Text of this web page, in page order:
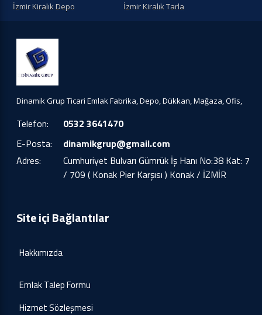
İzmir Kiralık Depo
İzmir Kiralık Tarla
Dinamik Grup Ticari Emlak Fabrika, Depo, Dükkan, Mağaza, Ofis,
Telefon:
0532 3641470
E-Posta:
dinamikgrup@gmail.com
Adres:
Cumhuriyet Bulvarı Gümrük İş Hanı No:38 Kat: 7
/ 709 ( Konak Pier Karşısı ) Konak / İZMİR
Site içi Bağlantılar
Hakkımızda
Emlak Talep Formu
Hizmet Sözleşmesi